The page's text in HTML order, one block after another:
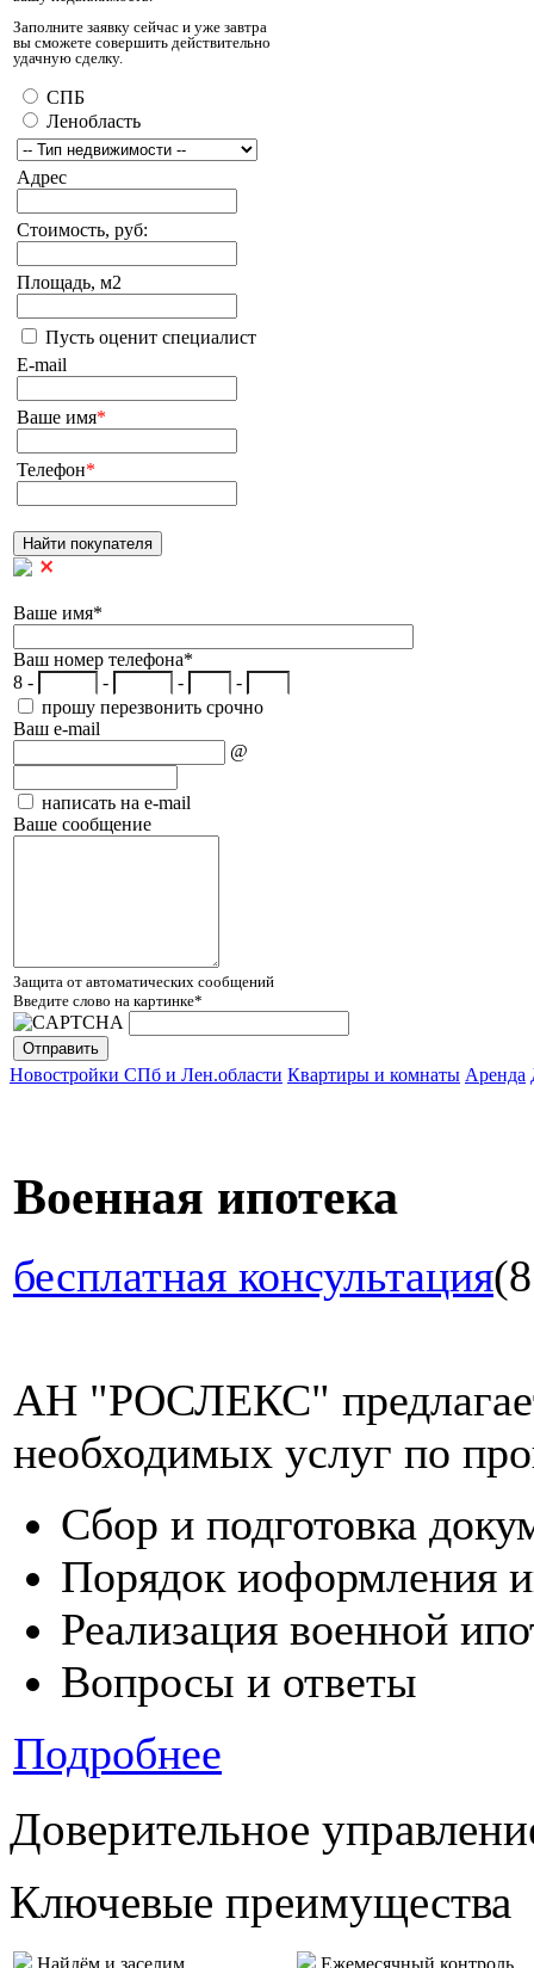
Заполните заявку сейчас и уже завтра
вы сможете совершить действительно
удачную сделку.
СПБ
Ленобласть
Адрес
Стоимость, руб:
Площадь, м2
Пусть оценит специалист
E-mail
Ваше имя*
Телефон*
Ваше имя*
Ваш номер телефона*
8 -
- -
-
прошу перезвонить срочно
Ваш e-mail
@
написать на e-mail
Ваше сообщение
Защита от автоматических сообщений
Введите слово на картинке*
Новостройки СПб и Лен.области Квартиры и комнаты Аренда
Военная ипотека
бесплатная консультация
АН "РОСЛЕКС"
необходимых услуг по
Сбор и подготовка
Порядок иоформления
Реализация военной
Вопросы и ответы
Подробнее
Доверительное
Ключевые преимущества
Найдём и заселим
Ежемесячный контроль